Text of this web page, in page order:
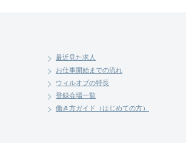
最近見た求人
お仕事開始までの流れ
ウィルオブの特長
登録会場一覧
働き方ガイド（はじめての方）